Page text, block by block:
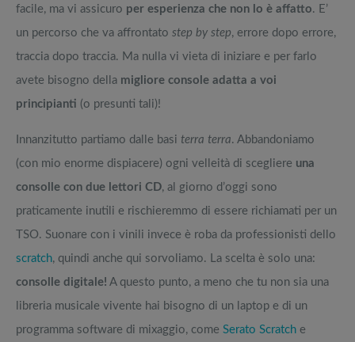
facile, ma vi assicuro per esperienza che non lo è affatto. E’
un percorso che va affrontato step by step, errore dopo errore,
traccia dopo traccia. Ma nulla vi vieta di iniziare e per farlo
avete bisogno della migliore console adatta a voi
principianti (o presunti tali)!
Innanzitutto partiamo dalle basi terra terra. Abbandoniamo
(con mio enorme dispiacere) ogni velleità di scegliere una
consolle con due lettori CD, al giorno d’oggi sono
praticamente inutili e rischieremmo di essere richiamati per un
TSO. Suonare con i vinili invece è roba da professionisti dello
scratch, quindi anche qui sorvoliamo. La scelta è solo una:
consolle digitale! A questo punto, a meno che tu non sia una
libreria musicale vivente hai bisogno di un laptop e di un
programma software di mixaggio, come Serato Scratch e